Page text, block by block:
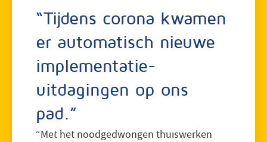
“Tijdens corona kwamen
er automatisch nieuwe
implementatie-
uitdagingen op ons
pad.”
“Met het noodgedwongen thuiswerken